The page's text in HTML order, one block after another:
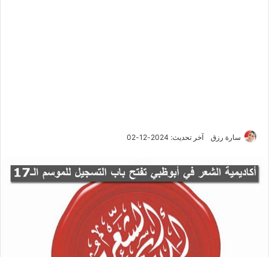
سارة رزق آخر تحديث: 2024-12-02